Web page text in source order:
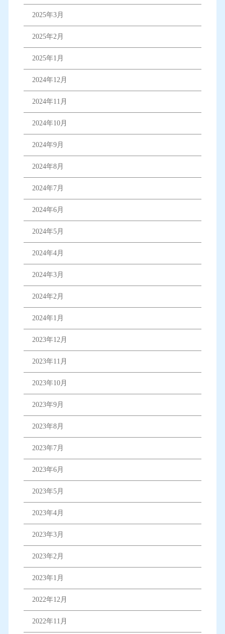
2025年3月
2025年2月
2025年1月
2024年12月
2024年11月
2024年10月
2024年9月
2024年8月
2024年7月
2024年6月
2024年5月
2024年4月
2024年3月
2024年2月
2024年1月
2023年12月
2023年11月
2023年10月
2023年9月
2023年8月
2023年7月
2023年6月
2023年5月
2023年4月
2023年3月
2023年2月
2023年1月
2022年12月
2022年11月